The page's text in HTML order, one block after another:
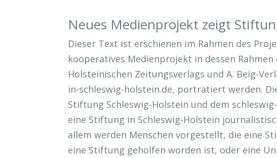
Neues Medienprojekt zeigt
Dieser Text ist erschienen im Rahmen des
kooperatives Medienprojekt in dessen
Holsteinischen Zeitungsverlags und A. Beig-
in-schleswig-holstein.de, porträtiert werden.
Stiftung Schleswig-Holstein und dem
eine Stiftung in Schleswig-Holstein
allem werden Menschen vorgestellt, die eine
eine Stiftung geholfen worden ist, oder eine